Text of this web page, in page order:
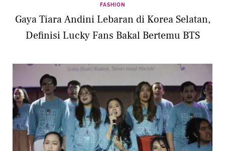
FASHION
Gaya Tiara Andini Lebaran di Korea Selatan,
Definisi Lucky Fans Bakal Bertemu BTS